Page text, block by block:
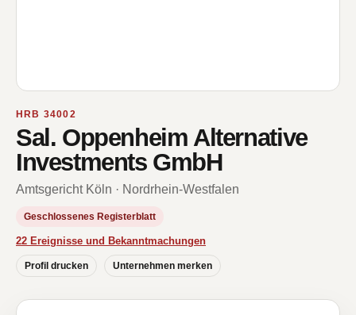
HRB 34002
Sal. Oppenheim Alternative
Investments GmbH
Amtsgericht Köln · Nordrhein-Westfalen
Geschlossenes Registerblatt
22 Ereignisse und Bekanntmachungen
Profil drucken Unternehmen merken